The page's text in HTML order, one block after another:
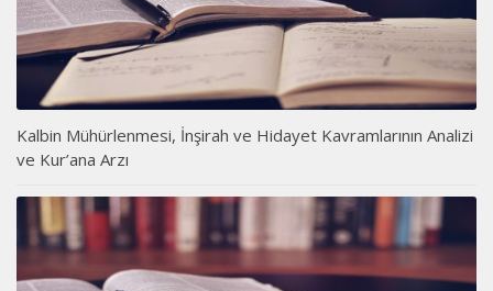
Kalbin Mühürlenmesi, İnşirah ve Hidayet Kavramlarının Analizi
ve Kur’ana Arzı